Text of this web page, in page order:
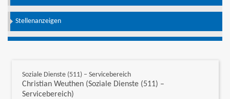
Stellenanzeigen
Soziale Dienste (511) – Servicebereich
Christian Weuthen (Soziale Dienste (511) –
Servicebereich)